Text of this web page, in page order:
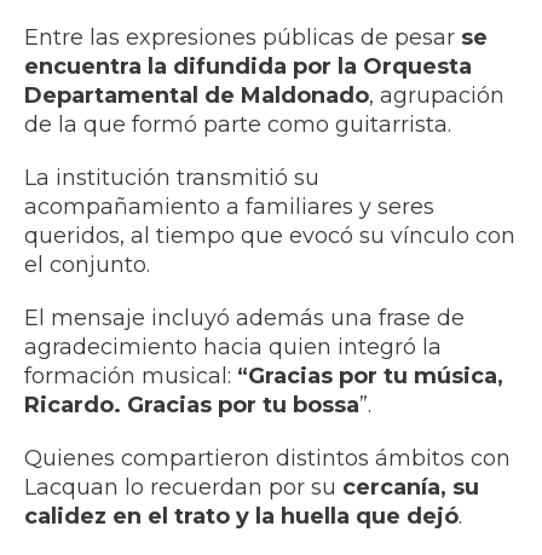
Entre las expresiones públicas de pesar se
encuentra la difundida por la Orquesta
Departamental de Maldonado, agrupación
de la que formó parte como guitarrista.
La institución transmitió su
acompañamiento a familiares y seres
queridos, al tiempo que evocó su vínculo con
el conjunto.
El mensaje incluyó además una frase de
agradecimiento hacia quien integró la
formación musical: “Gracias por tu música,
Ricardo. Gracias por tu bossa”.
Quienes compartieron distintos ámbitos con
Lacquan lo recuerdan por su cercanía, su
calidez en el trato y la huella que dejó.